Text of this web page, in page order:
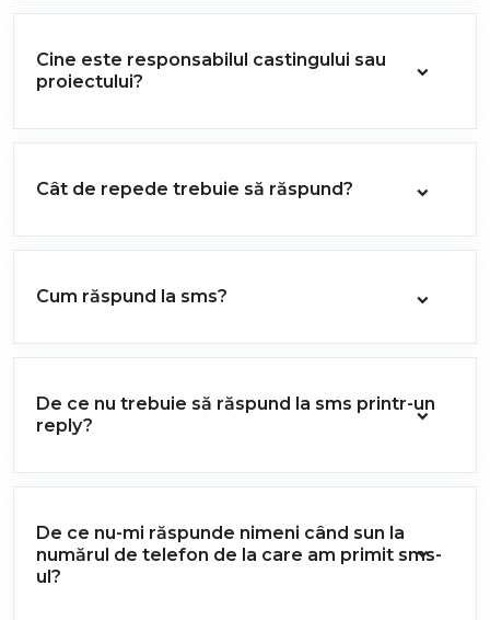
Cine este responsabilul castingului sau
proiectului?
Cât de repede trebuie să răspund?
Cum răspund la sms?
De ce nu trebuie să răspund la sms printr-un
reply?
De ce nu-mi răspunde nimeni când sun la
numărul de telefon de la care am primit sms-
ul?